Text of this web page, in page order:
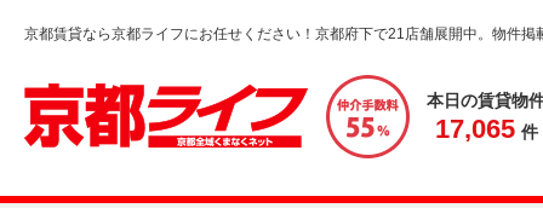
京都賃貸なら京都ライフにお任せください！京都府下で21店舗展開中。物件掲
本日の賃貸物
17,065 件